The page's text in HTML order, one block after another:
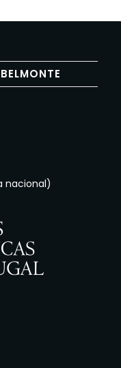
nacional)